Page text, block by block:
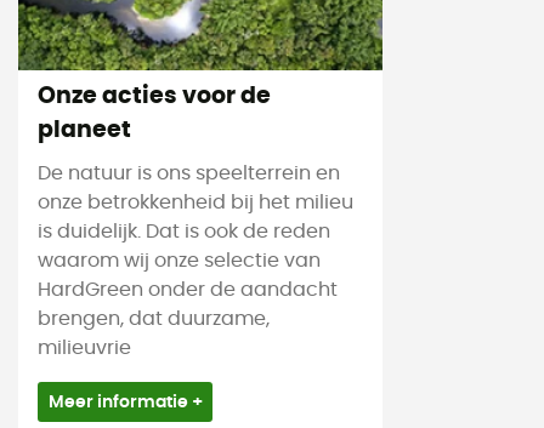
Onze acties voor de
planeet
De natuur is ons speelterrein en
onze betrokkenheid bij het milieu
is duidelijk. Dat is ook de reden
waarom wij onze selectie van
HardGreen onder de aandacht
brengen, dat duurzame,
milieuvrie
Meer informatie +